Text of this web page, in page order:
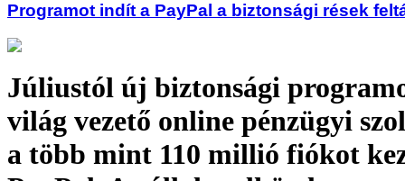
Programot indít a PayPal a biztonsági rések
Júliustól új biztonsági
világ vezető online pénzügyi
a több mint 110 millió fiókot